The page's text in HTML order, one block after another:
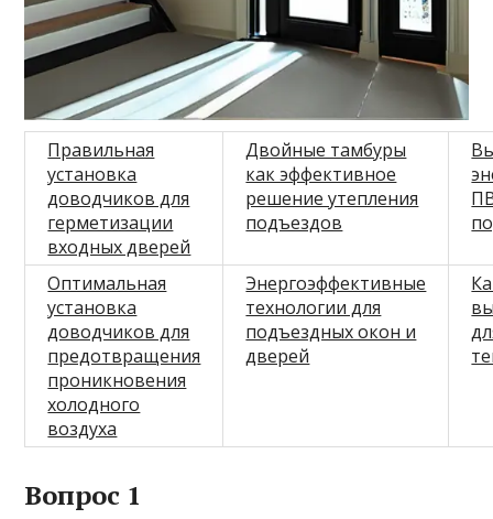
Правильная
установка
доводчиков для
герметизации
входных дверей
Двойные тамбуры
как эффективное
решение утепления
подъездов
Оптимальная
установка
доводчиков для
предотвращения
проникновения
холодного
воздуха
Энергоэффективные
технологии для
подъездных окон и
дверей
Вопрос 1